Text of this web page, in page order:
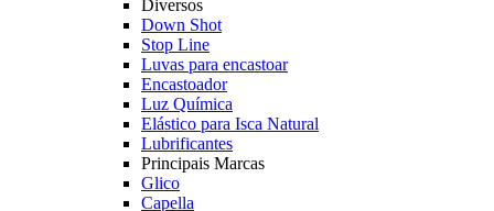
Diversos
Down Shot
Stop Line
Luvas para encastoar
Encastoador
Luz Química
Elástico para Isca Natural
Lubrificantes
Principais Marcas
Glico
Capella